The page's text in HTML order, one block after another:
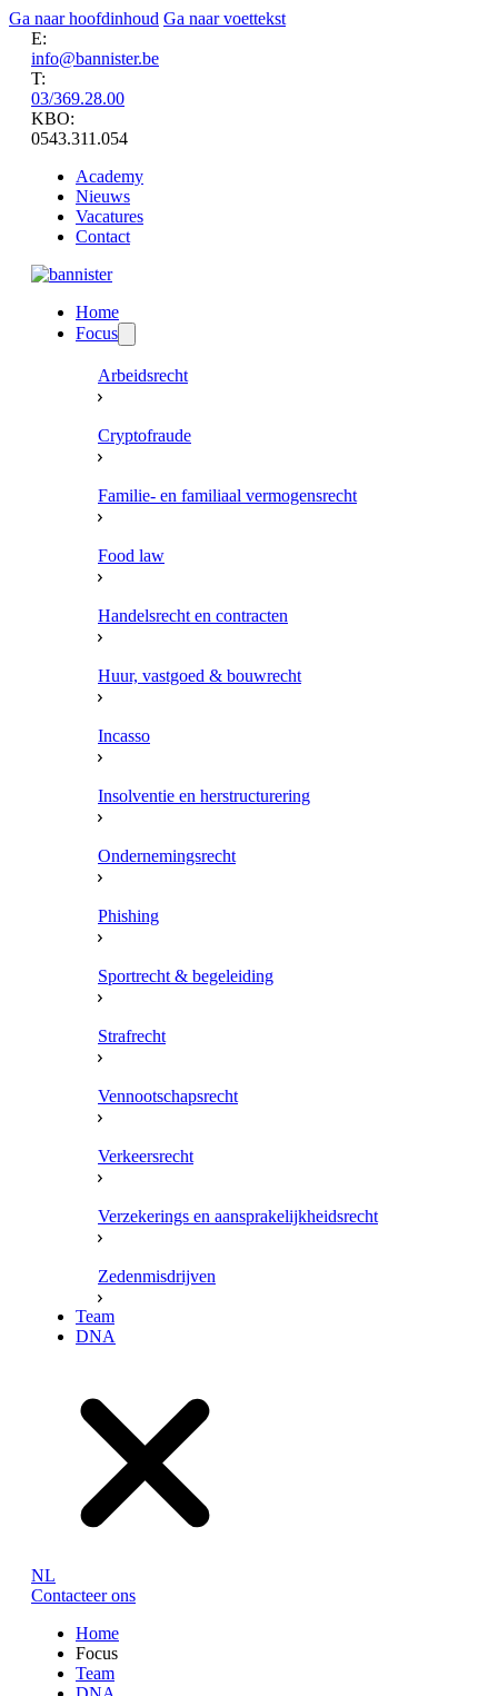
Ga naar hoofdinhoud Ga naar voettekst
E:
info@bannister.be
T:
03/369.28.00
KBO:
0543.311.054
Academy
Nieuws
Vacatures
Contact
Home
Focus
Arbeidsrecht
Cryptofraude
Familie- en familiaal vermogensrecht
Food law
Handelsrecht en contracten
Huur, vastgoed & bouwrecht
Incasso
Insolventie en herstructurering
Ondernemingsrecht
Phishing
Sportrecht & begeleiding
Strafrecht
Vennootschapsrecht
Verkeersrecht
Verzekerings en aansprakelijkheidsrecht
Zedenmisdrijven
Team
DNA
NL
Contacteer ons
Home
Focus
Team